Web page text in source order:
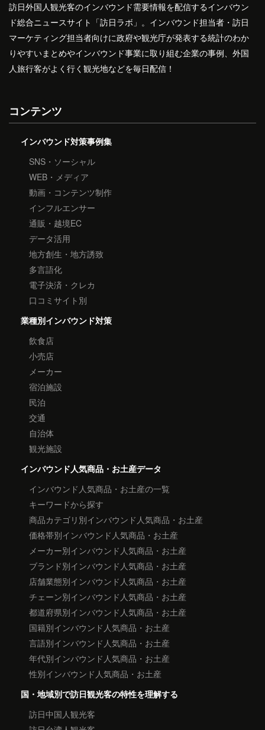
訪日外国人観光客のインバウンド需要情報を配信するインバウン
ド総合ニュースサイト「訪日ラボ」。インバウンド担当者・訪日
マーケティング担当者向けに政府や観光庁が発表する統計のわか
りやすいまとめやインバウンド事業に取り組む企業の事例、外国
人旅行客がよく行く観光地などを毎日配信！
コンテンツ
インバウンド対策事例集
SNS・ソーシャル
WEB・メディア
動画・コンテンツ制作
インフルエンサー
通販・越境EC
データ活用
地方創生・地方誘致
多言語化
電子決済・クレカ
口コミサイト別
業種別インバウンド対策
飲食店
小売店
メーカー
宿泊施設
民泊
交通
自治体
観光施設
インバウンド人気商品・お土産データ
インバウンド人気商品・お土産の一覧
キーワードから探す
商品カテゴリ別インバウンド人気商品・お土産
価格帯別インバウンド人気商品・お土産
メーカー別インバウンド人気商品・お土産
ブランド別インバウンド人気商品・お土産
店舗業態別インバウンド人気商品・お土産
チェーン別インバウンド人気商品・お土産
都道府県別インバウンド人気商品・お土産
国籍別インバウンド人気商品・お土産
言語別インバウンド人気商品・お土産
年代別インバウンド人気商品・お土産
性別インバウンド人気商品・お土産
国・地域別で訪日観光客の特性を理解する
訪日中国人観光客